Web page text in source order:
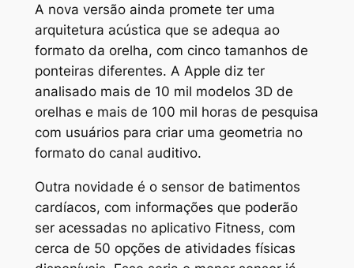
A nova versão ainda promete ter uma
arquitetura acústica que se adequa ao
formato da orelha, com cinco tamanhos de
ponteiras diferentes. A Apple diz ter
analisado mais de 10 mil modelos 3D de
orelhas e mais de 100 mil horas de pesquisa
com usuários para criar uma geometria no
formato do canal auditivo.
Outra novidade é o sensor de batimentos
cardíacos, com informações que poderão
ser acessadas no aplicativo Fitness, com
cerca de 50 opções de atividades físicas